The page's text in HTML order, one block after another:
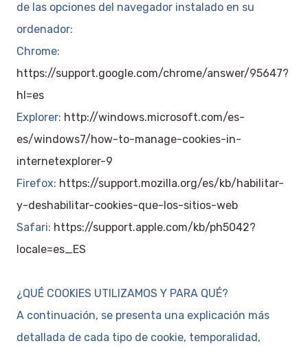
de las opciones del navegador instalado en su
ordenador:
Chrome:
https://support.google.com/chrome/answer/95647?
hl=es
Explorer: http://windows.microsoft.com/es-
es/windows7/how-to-manage-cookies-in-
internetexplorer-9
Firefox: https://support.mozilla.org/es/kb/habilitar-
y-deshabilitar-cookies-que-los-sitios-web
Safari: https://support.apple.com/kb/ph5042?
locale=es_ES
¿QUÉ COOKIES UTILIZAMOS Y PARA QUÉ?
A continuación, se presenta una explicación más
detallada de cada tipo de cookie, temporalidad,